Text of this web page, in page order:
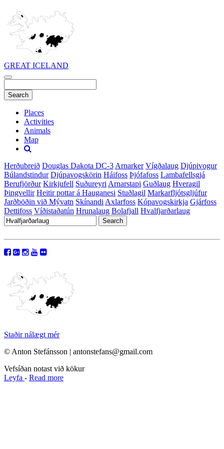
GREAT ICELAND
Places
Activities
Animals
Map
Herðubreið Douglas Dakota DC-3 Arnarker Vígðalaug Djúpivogur
Búlandstindur Djúpavogskörin Háifoss Þjófafoss Lambafellsgjá
Berufjörður Kirkjufell Suðureyri Arnarstapi Guðlaug Hveragil
Þingvellir Heitir pottar á Hauganesi Stuðlagil Markarfljótsgljúfur
Jarðböðin við Mývatn Skínandi Axlarfoss Kópavogskirkja Gjárfoss
Dettifoss Víðistaðatún Hrunalaug Bolafjall Hvalfjarðarlaug
Staðir nálægt mér
© Anton Stefánsson | antonstefans@gmail.com
Vefsíðan notast við kökur
Leyfa - Read more